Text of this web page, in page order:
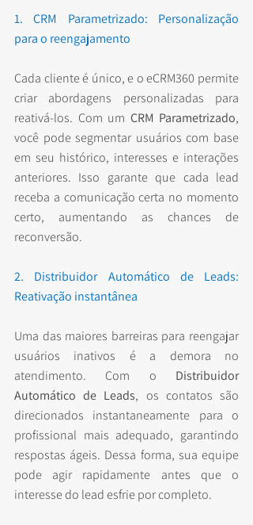
1. CRM Parametrizado: Personalização
para o reengajamento
Cada cliente é único, e o eCRM360 permite
criar abordagens personalizadas para
reativá-los. Com um CRM Parametrizado,
você pode segmentar usuários com base
em seu histórico, interesses e interações
anteriores. Isso garante que cada lead
receba a comunicação certa no momento
certo, aumentando as chances de
reconversão.
2. Distribuidor Automático de Leads:
Reativação instantânea
Uma das maiores barreiras para reengajar
usuários inativos é a demora no
atendimento. Com o Distribuidor
Automático de Leads, os contatos são
direcionados instantaneamente para o
profissional mais adequado, garantindo
respostas ágeis. Dessa forma, sua equipe
pode agir rapidamente antes que o
interesse do lead esfrie por completo.